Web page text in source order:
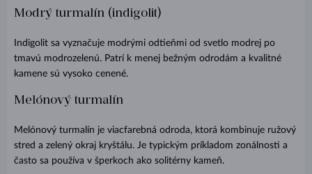
Modrý turmalín (indigolit)
Indigolit sa vyznačuje modrými odtieňmi od svetlo modrej po
tmavú modrozelenú. Patrí k menej bežným odrodám a kvalitné
kamene sú vysoko cenené.
Melónový turmalín
Melónový turmalín je viacfarebná odroda, ktorá kombinuje ružový
stred a zelený okraj kryštálu. Je typickým príkladom zonálnosti a
často sa používa v šperkoch ako solitérny kameň.